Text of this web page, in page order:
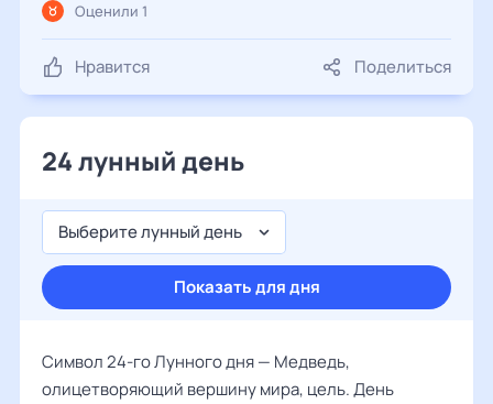
Нравится Поделиться
Оценили 1
24 лунный день
Выберите лунный день
Показать для дня
Символ 24-го Лунного дня — Медведь,
олицетворяющий вершину мира, цель. День